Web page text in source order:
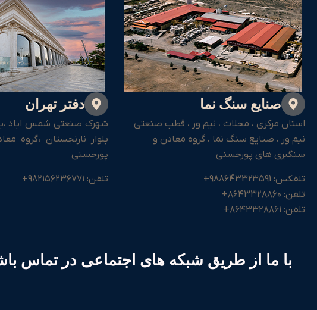
صنایع سنگ نما
استان مرکزی ، محلات ، نیم ور ، قطب صنعتی
نیم ور ، صنایع سنگ نما ، گروه معادن و
سنگبری های پورحسنی
تلفکس: 988643323591+
تلفن: ۸۶۴۳۳۲۸۸۶۰+
تلفن: ۸۶۴۳۳۲۸۸۶۱+
دفتر تهران
شهرک صنعتی شمس اباد
بلوار نارنجستان ،گروه
پورحسنی
تلفن: 98۲۱۵۶۲۳۶۷۷۱+
با ما از طریق شبکه های اجتماعی در تماس